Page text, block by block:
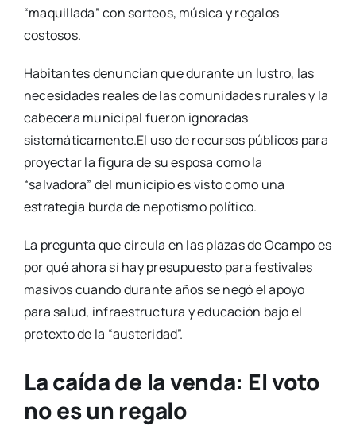
“maquillada” con sorteos, música y regalos
costosos.
Habitantes denuncian que durante un lustro, las
necesidades reales de las comunidades rurales y la
cabecera municipal fueron ignoradas
sistemáticamente.El uso de recursos públicos para
proyectar la figura de su esposa como la
“salvadora” del municipio es visto como una
estrategia burda de nepotismo político.
La pregunta que circula en las plazas de Ocampo es
por qué ahora sí hay presupuesto para festivales
masivos cuando durante años se negó el apoyo
para salud, infraestructura y educación bajo el
pretexto de la “austeridad”.
La caída de la venda: El voto
no es un regalo